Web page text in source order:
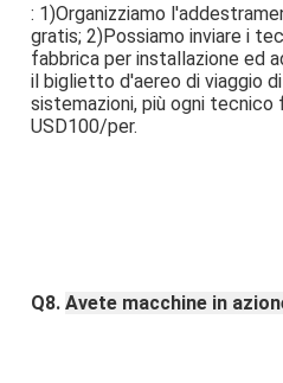
: 1)Organizziamo
gratis; 2)Possiamo inviare i
fabbrica per installazione ed
il biglietto d'aereo di viaggio
sistemazioni, più ogni tecnico
USD100/per.
Q8. Avete macchine in